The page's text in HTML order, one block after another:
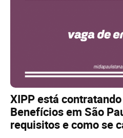
XIPP está
Benefícios em São
requisitos e como se